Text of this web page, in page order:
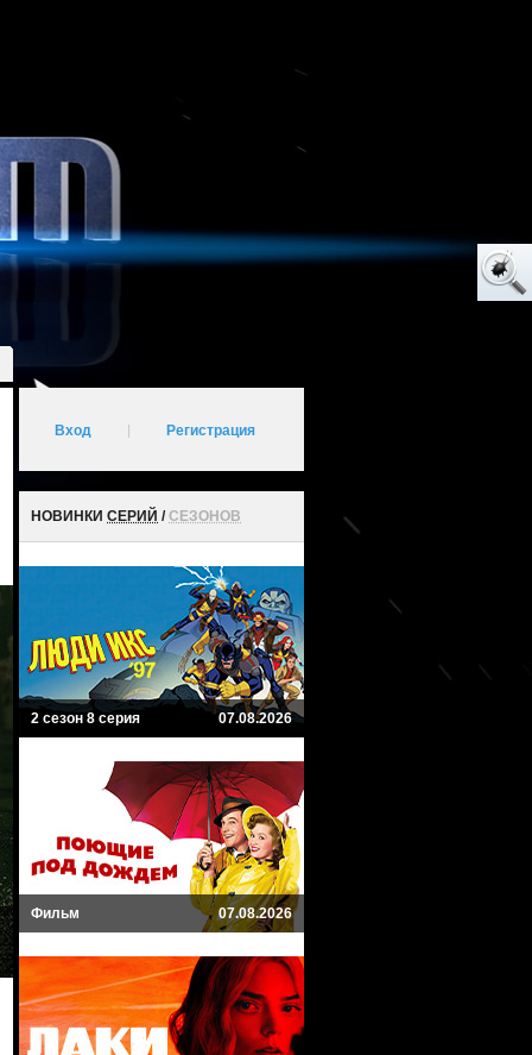
Вход Регистрация
НОВИНКИ СЕРИЙ /СЕЗОНОВ
2 сезон 8 серия 07.08.2026
Фильм 07.08.2026